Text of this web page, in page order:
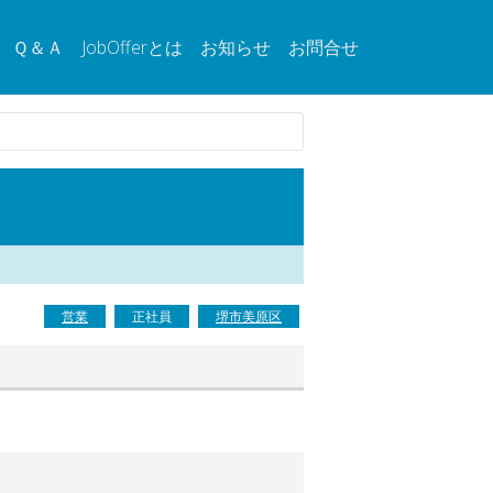
Ｑ＆Ａ JobOfferとは お知らせ お問合せ
営業 正社員 堺市美原区